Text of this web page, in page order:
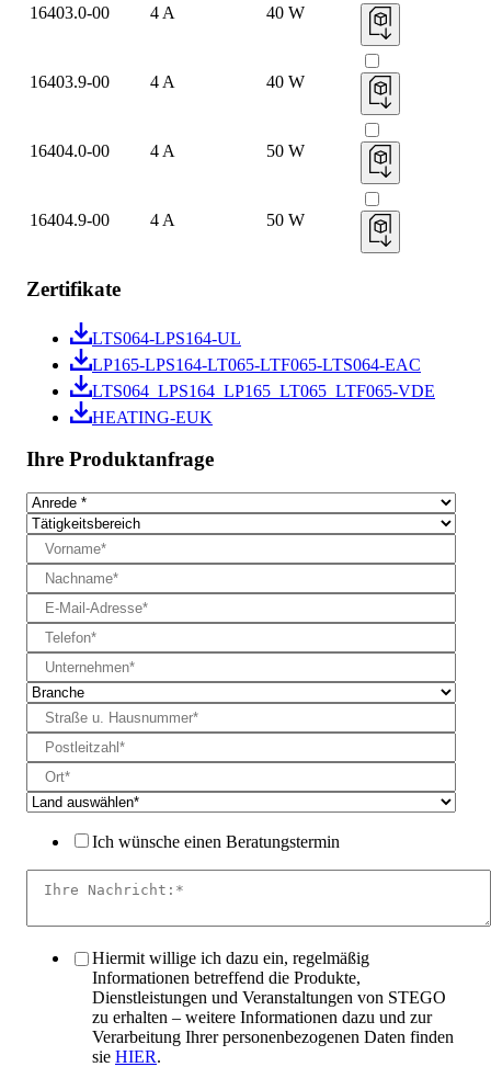
16403.0-00 4 A 40 W
16403.9-00 4 A 40 W
16404.0-00 4 A 50 W
16404.9-00 4 A 50 W
Zertifikate
LTS064-LPS164-UL
LP165-LPS164-LT065-LTF065-LTS064-EAC
LTS064_LPS164_LP165_LT065_LTF065-VDE
HEATING-EUK
Ihre Produktanfrage
Ich wünsche einen Beratungstermin
Hiermit willige ich dazu ein, regelmäßig
Informationen betreffend die Produkte,
Dienstleistungen und Veranstaltungen von STEGO
zu erhalten – weitere Informationen dazu und zur
Verarbeitung Ihrer personenbezogenen Daten finden
sie HIER.